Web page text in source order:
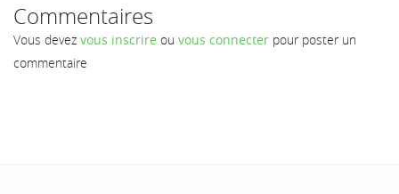
Commentaires
Vous devez vous inscrire ou vous connecter pour poster un
commentaire